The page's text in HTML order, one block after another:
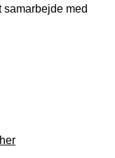
samarbejde med